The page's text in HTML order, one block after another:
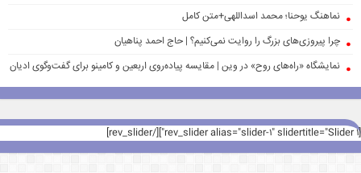
نماهنگ یوحنا؛ محمد اسداللهی+متن کامل
چرا پیروزی‌های بزرگ را روایت نمی‌کنیم؟ | حاج احمد پناهیان
نمایشگاه «راه‌های روح» در وین | مقایسه پیاده‌روی اربعین و کامینو برای گفت‌وگوی ادیان
[rev_slider alias="slider-1" slidertitle="Slider 1"][/rev_slider]